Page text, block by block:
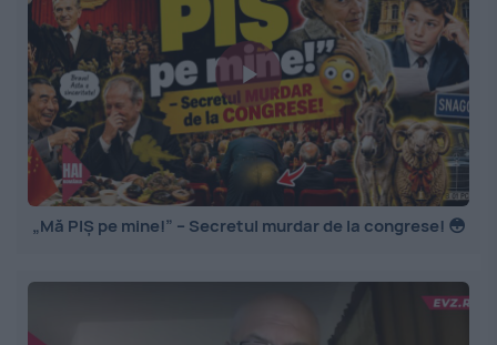
„Mă PIȘ pe mine!” – Secretul murdar de la congrese! 😳